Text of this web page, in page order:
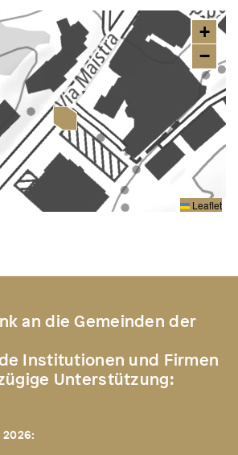
+
−
Leaflet
an die Gemeinden der
Institutionen und Firmen
Unterstützung: